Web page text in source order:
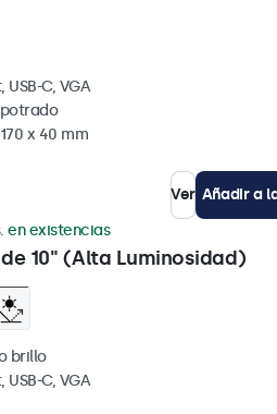
C, VGA
x 40 mm
Ver Añadir a
10" (Alta Luminosidad)
en existencias
brillo
C, VGA